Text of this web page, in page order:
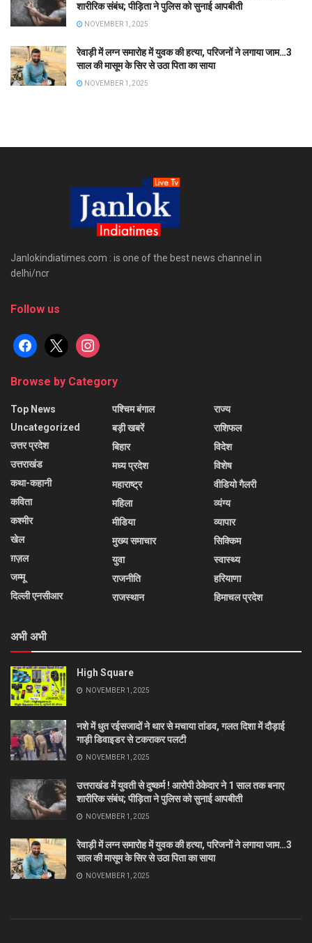
शारीरिक संबंध; पीड़िता ने पुलिस को सुनाई आपबीती
NOVEMBER 1, 2025
रेवाड़ी में लग्न समारोह में युवक की हत्या, परिजनों ने लगाया जाम…3
साल की मासूम के सिर से उठा पिता का साया
NOVEMBER 1, 2025
Janlokindiatimes.com : is one of the best news channel in
delhi/ncr
Follow us
facebook
x instagram
Browse by Category
Top News
Uncategorized
उत्तर प्रदेश
उत्तराखंड
कथा-कहानी
कविता
कश्मीर
खेल
ग़ज़ल
जम्मू
दिल्ली एनसीआर
पश्चिम बंगाल
बड़ी खबरें
बिहार
मध्य प्रदेश
महाराष्ट्र
महिला
मीडिया
मुख्य समाचार
युवा
राजनीति
राजस्थान
राज्य
राशिफल
विदेश
विशेष
वीडियो गैलरी
व्यंग्य
व्यापार
सिक्किम
स्वास्थ्य
हरियाणा
हिमाचल प्रदेश
अभी अभी
High Square
NOVEMBER 1, 2025
नशे में धुत रईसजादों ने थार से मचाया तांडव, गलत दिशा में दौड़ाई
गाड़ी डिवाइडर से टकराकर पलटी
NOVEMBER 1, 2025
उत्तराखंड में युवती से दुष्कर्म ! आरोपी ठेकेदार ने 1 साल तक बनाए
शारीरिक संबंध; पीड़िता ने पुलिस को सुनाई आपबीती
NOVEMBER 1, 2025
रेवाड़ी में लग्न समारोह में युवक की हत्या, परिजनों ने लगाया जाम…3
साल की मासूम के सिर से उठा पिता का साया
NOVEMBER 1, 2025